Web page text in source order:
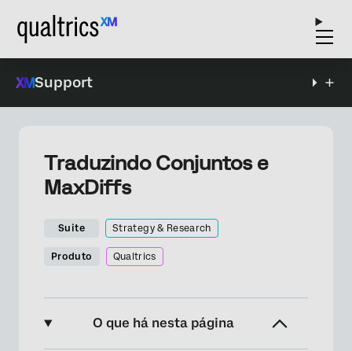
Support
Traduzindo Conjuntos e
MaxDiffs
Suite Strategy & Research
Produto Qualtrics
O que há nesta página